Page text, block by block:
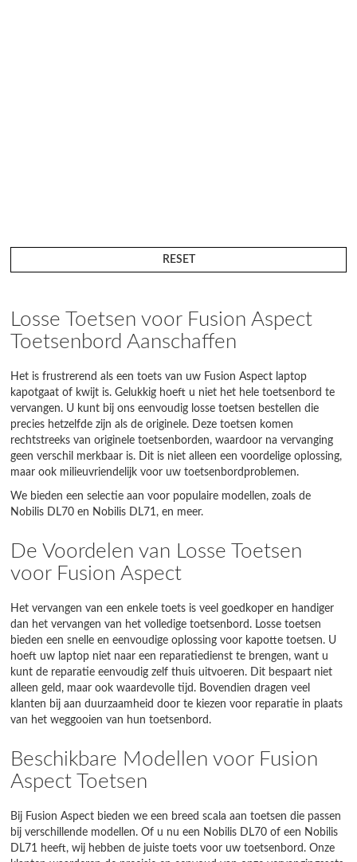
RESET
Losse Toetsen voor Fusion Aspect
Toetsenbord Aanschaffen
Het is frustrerend als een toets van uw Fusion Aspect laptop
kapotgaat of kwijt is. Gelukkig hoeft u niet het hele toetsenbord te
vervangen. U kunt bij ons eenvoudig losse toetsen bestellen die
precies hetzelfde zijn als de originele. Deze toetsen komen
rechtstreeks van originele toetsenborden, waardoor na vervanging
geen verschil merkbaar is. Dit is niet alleen een voordelige oplossing,
maar ook milieuvriendelijk voor uw toetsenbordproblemen.
We bieden een selectie aan voor populaire modellen, zoals de
Nobilis DL70 en Nobilis DL71, en meer.
De Voordelen van Losse Toetsen
voor Fusion Aspect
Het vervangen van een enkele toets is veel goedkoper en handiger
dan het vervangen van het volledige toetsenbord. Losse toetsen
bieden een snelle en eenvoudige oplossing voor kapotte toetsen. U
hoeft uw laptop niet naar een reparatiedienst te brengen, want u
kunt de reparatie eenvoudig zelf thuis uitvoeren. Dit bespaart niet
alleen geld, maar ook waardevolle tijd. Bovendien dragen veel
klanten bij aan duurzaamheid door te kiezen voor reparatie in plaats
van het weggooien van hun toetsenbord.
Beschikbare Modellen voor Fusion
Aspect Toetsen
Bij Fusion Aspect bieden we een breed scala aan toetsen die passen
bij verschillende modellen. Of u nu een Nobilis DL70 of een Nobilis
DL71 heeft, wij hebben de juiste toets voor uw toetsenbord. Onze